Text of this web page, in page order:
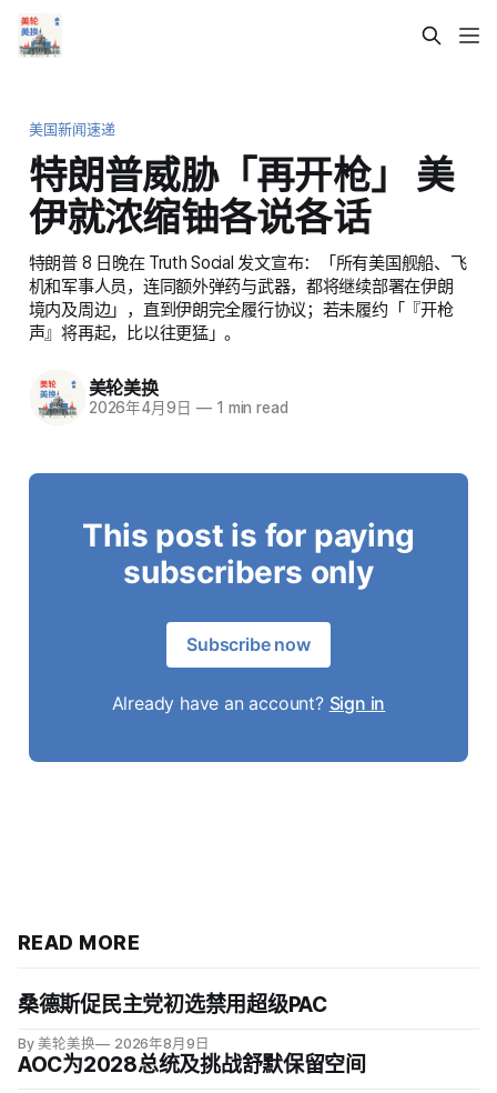
美国新闻速递
特朗普威胁「再开枪」 美
伊就浓缩铀各说各话
特朗普 8 日晚在 Truth Social 发文宣布：「所有美国舰船、飞
机和军事人员，连同额外弹药与武器，都将继续部署在伊朗
境内及周边」，直到伊朗完全履行协议；若未履约「『开枪
声』将再起，比以往更猛」。
美轮美换
2026年4月9日 —1 min read
This post is for paying
subscribers only
Subscribe now
Already have an account? Sign in
READ MORE
桑德斯促民主党初选禁用超级PAC
By 美轮美换 2026年8月9日
AOC为2028总统及挑战舒默保留空间